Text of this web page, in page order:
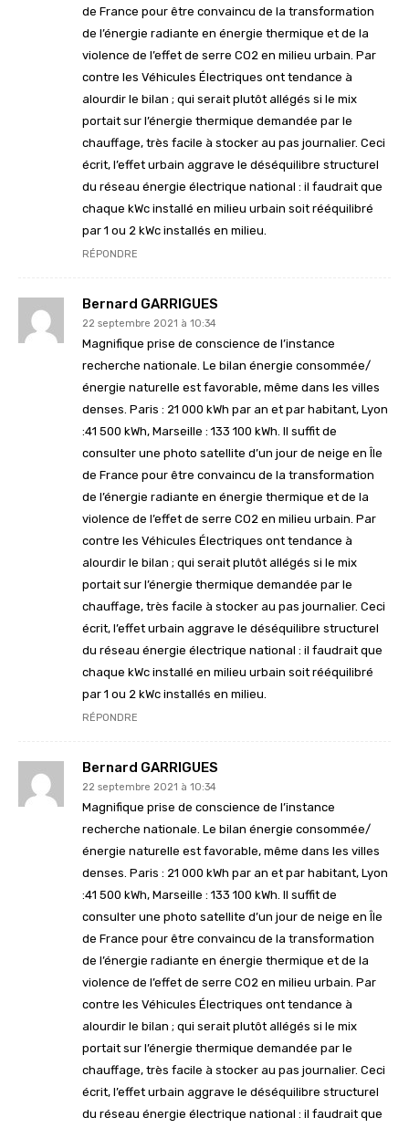
de France pour être convaincu de la transformation
de l’énergie radiante en énergie thermique et de la
violence de l’effet de serre CO2 en milieu urbain. Par
contre les Véhicules Électriques ont tendance à
alourdir le bilan ; qui serait plutôt allégés si le mix
portait sur l’énergie thermique demandée par le
chauffage, très facile à stocker au pas journalier. Ceci
écrit, l’effet urbain aggrave le déséquilibre structurel
du réseau énergie électrique national : il faudrait que
chaque kWc installé en milieu urbain soit rééquilibré
par 1 ou 2 kWc installés en milieu.
RÉPONDRE
Bernard GARRIGUES
22 septembre 2021 à 10:34
Magnifique prise de conscience de l’instance
recherche nationale. Le bilan énergie consommée/
énergie naturelle est favorable, même dans les villes
denses. Paris : 21 000 kWh par an et par habitant, Lyon
:41 500 kWh, Marseille : 133 100 kWh. Il suffit de
consulter une photo satellite d’un jour de neige en Île
de France pour être convaincu de la transformation
de l’énergie radiante en énergie thermique et de la
violence de l’effet de serre CO2 en milieu urbain. Par
contre les Véhicules Électriques ont tendance à
alourdir le bilan ; qui serait plutôt allégés si le mix
portait sur l’énergie thermique demandée par le
chauffage, très facile à stocker au pas journalier. Ceci
écrit, l’effet urbain aggrave le déséquilibre structurel
du réseau énergie électrique national : il faudrait que
chaque kWc installé en milieu urbain soit rééquilibré
par 1 ou 2 kWc installés en milieu.
RÉPONDRE
Bernard GARRIGUES
22 septembre 2021 à 10:34
Magnifique prise de conscience de l’instance
recherche nationale. Le bilan énergie consommée/
énergie naturelle est favorable, même dans les villes
denses. Paris : 21 000 kWh par an et par habitant, Lyon
:41 500 kWh, Marseille : 133 100 kWh. Il suffit de
consulter une photo satellite d’un jour de neige en Île
de France pour être convaincu de la transformation
de l’énergie radiante en énergie thermique et de la
violence de l’effet de serre CO2 en milieu urbain. Par
contre les Véhicules Électriques ont tendance à
alourdir le bilan ; qui serait plutôt allégés si le mix
portait sur l’énergie thermique demandée par le
chauffage, très facile à stocker au pas journalier. Ceci
écrit, l’effet urbain aggrave le déséquilibre structurel
du réseau énergie électrique national : il faudrait que